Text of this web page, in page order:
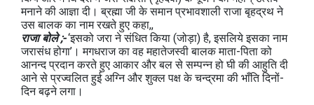
मनाने की आज्ञा दी। ब्रह्मा जी के समान प्रभावशाली राजा बृहद्रथ ने
उस बालक का नाम रखते हुए कहा,,
राजा बोले ;-‘इसको जरा ने संधित किया (जोड़ा) है, इसलिये इसका नाम
जरासंध होगा’। मगधराज का वह महातेजस्वी बालक माता-पिता को
आनन्द प्रदान करते हुए आकार और बल से सम्पन्न हो घी की आहुति दी
आने से प्रज्वलित हुई अग्नि और शुक्ल पक्ष के चन्द्रमा की भाँति दिनों-
दिन बढ़ने लगा।